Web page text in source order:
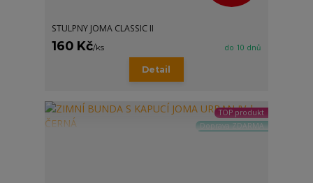
STULPNY JOMA CLASSIC II
160 Kč/ks do 10 dnů
Detail
TOP produkt
Doprava ZDARMA